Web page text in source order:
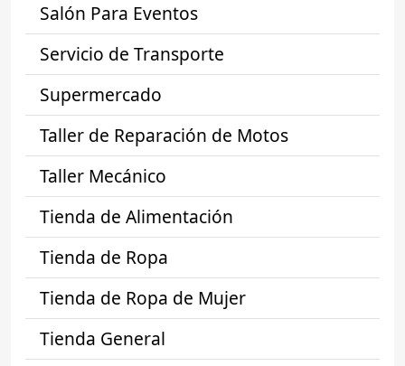
Salón Para Eventos
Servicio de Transporte
Supermercado
Taller de Reparación de Motos
Taller Mecánico
Tienda de Alimentación
Tienda de Ropa
Tienda de Ropa de Mujer
Tienda General